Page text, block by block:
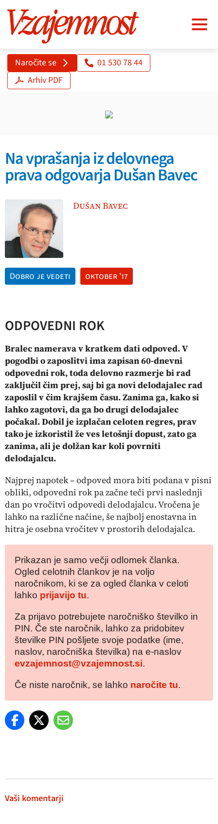
Naročite se
01 530 78 44
Arhiv PDF
Na vprašanja iz delovnega
prava odgovarja Dušan Bavec
Dušan Bavec
Dobro je vedeti oktober '17
ODPOVEDNI ROK
Bralec namerava v kratkem dati odpoved. V
pogodbi o zaposlitvi ima zapisan 60-dnevni
odpovedni rok, toda delovno razmerje bi rad
zaključil čim prej, saj bi ga novi delodajalec rad
zaposlil v čim krajšem času. Zanima ga, kako si
lahko zagotovi, da ga bo drugi delodajalec
počakal. Dobil je izplačan celoten regres, prav
tako je izkoristil že ves letošnji dopust, zato ga
zanima, ali je dolžan kar koli povrniti
delodajalcu.
Najprej napotek – odpoved mora biti podana v pisni
obliki, odpovedni rok pa začne teči prvi naslednji
dan po vročitvi odpovedi delodajalcu. Vročena je
lahko na različne načine, še najbolj enostavna in
hitra je osebna vročitev v prostorih delodajalca.
Prikazan je samo večji odlomek članka.
Ogled celotnih člankov je na voljo
naročnikom, ki se za ogled članka v celoti
lahko prijavijo tu.
Za prijavo potrebujete naročniško številko in
PIN. Če ste naročnik, lahko za pridobitev
številke PIN pošljete svoje podatke (ime,
naslov, naročniška številka) na e-naslov
evzajemnost@vzajemnost.si.
Če niste naročnik, se lahko naročite tu.
Vaši komentarji